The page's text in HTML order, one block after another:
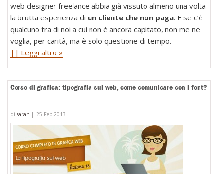
web designer freelance abbia già vissuto almeno una volta
la brutta esperienza di un cliente che non paga. E se c’è
qualcuno tra di noi a cui non è ancora capitato, non me ne
voglia, per carità, ma è solo questione di tempo.
|| Leggi altro »
Corso di grafica: tipografia sul web, come comunicare con i font?
di sarah | 25 Feb 2013